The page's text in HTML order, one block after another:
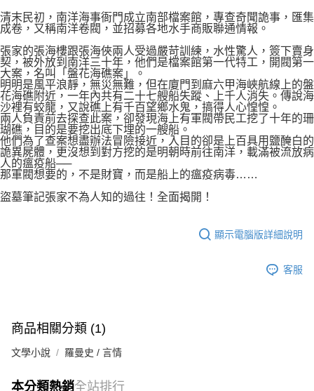
清末民初，南洋海事衙門成立南部檔案館，專查奇聞詭事，匯集
成卷，又稱南洋卷閥，並招募各地水手商販聯通情報。
張家的張海樓跟張海俠兩人受過嚴苛訓練，水性驚人，簽下賣身
契，被外放到南洋三十年，他們是檔案館第一代特工，開閥第一
大案，名叫「盤花海礁案」。
明明是風平浪靜，無災無難，但在廈門到麻六甲海峽航線上的盤
花海礁附近，一年內共有二十七艘船失蹤、上千人消失。傳說海
沙裡有蛟龍，又說礁上有千百望鄉水鬼，搞得人心惶惶。
兩人負責前去探查此案，卻發現海上有軍閥帶民工挖了十年的珊
瑚礁，目的是要挖出底下埋的一艘船。
他們為了查案想盡辦法冒險接近，入目的卻是上百具用鹽醃白的
詭異屍體，更沒想到對方挖的是明朝時前往南洋，載滿被流放病
人的瘟疫船──
那軍閥想要的，不是財寶，而是船上的瘟疫病毒……
盜墓筆記張家不為人知的過往！全面揭開！
顯示電腦版詳細說明
客服
商品相關分類 (1)
文學小說 羅曼史 / 言情
本分類熱銷全站排行